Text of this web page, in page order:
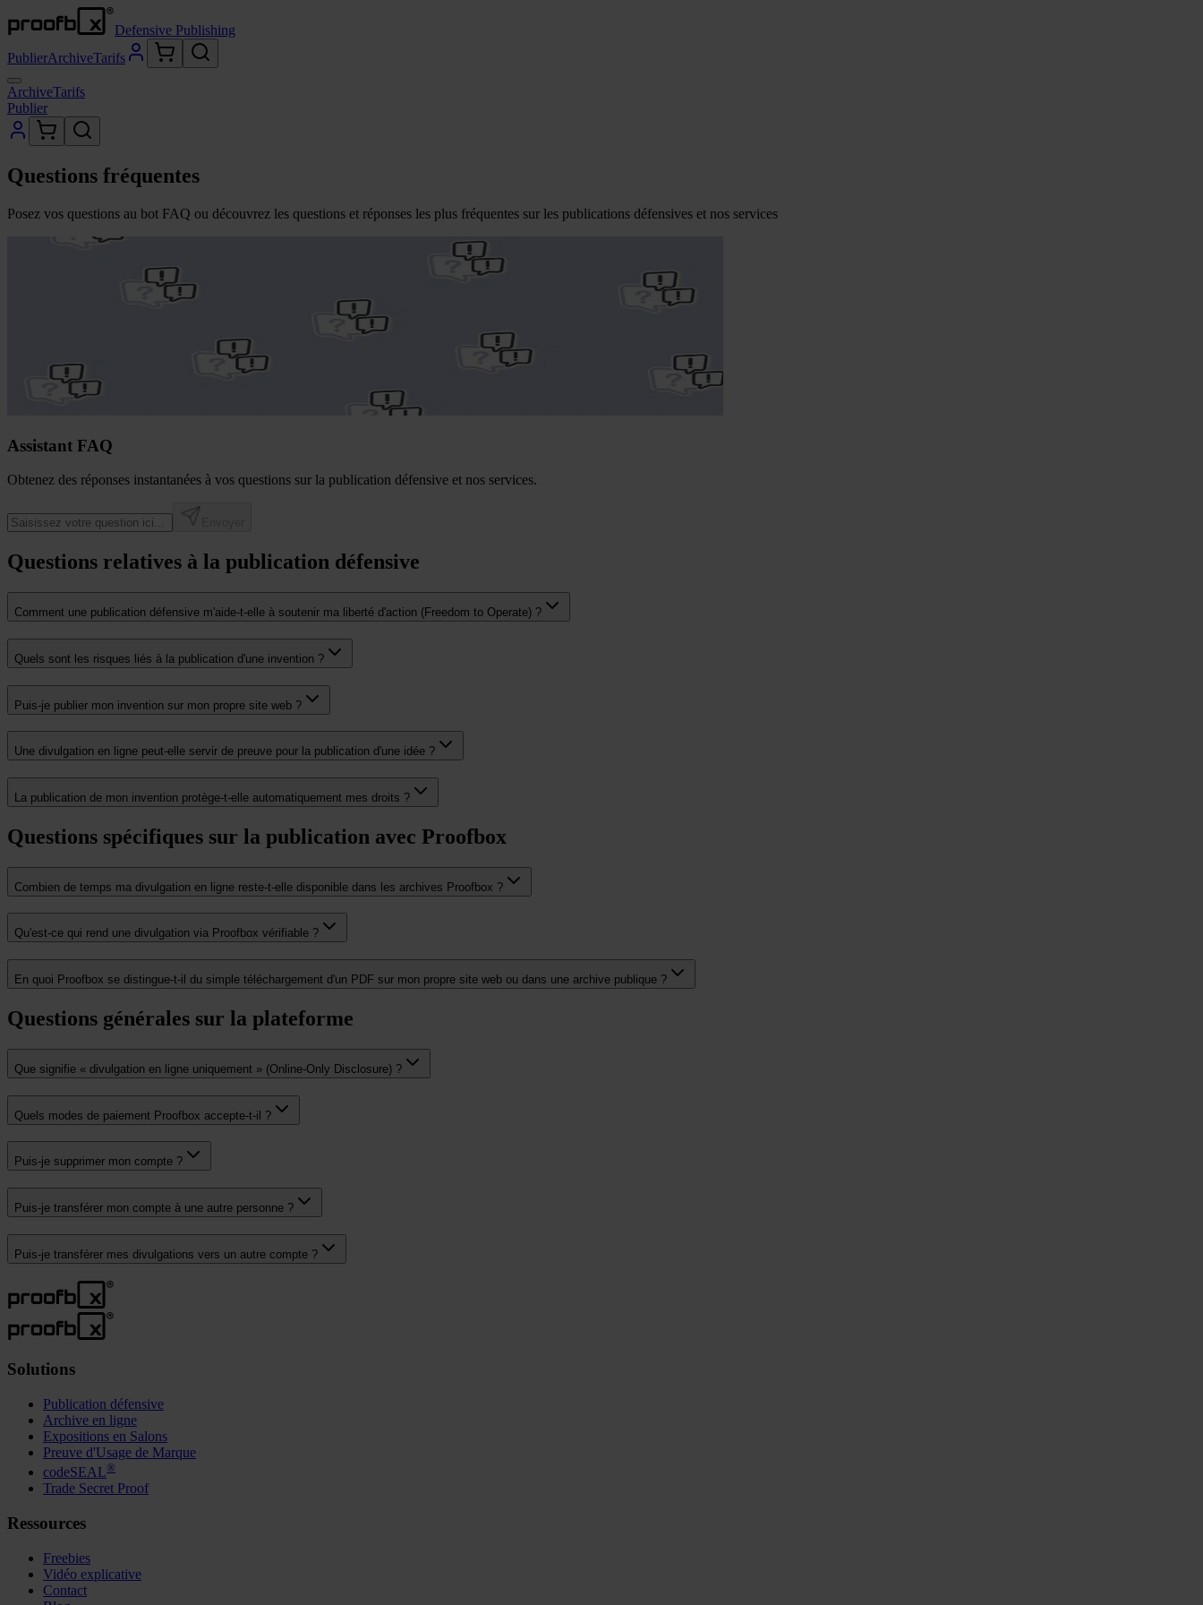
Defensive Publishing
PublierArchiveTarifs
ArchiveTarifs
Publier
Questions fréquentes
Posez vos questions au bot FAQ ou découvrez les questions et réponses les plus fréquentes sur les publications défensives et nos services
Assistant FAQ
Obtenez des réponses instantanées à vos questions sur la publication défensive et nos services.
Questions relatives à la publication défensive
Comment une publication défensive m'aide-t-elle à soutenir ma liberté d'action (Freedom to Operate) ?
Quels sont les risques liés à la publication d'une invention ?
Puis-je publier mon invention sur mon propre site web ?
Une divulgation en ligne peut-elle servir de preuve pour la publication d'une idée ?
La publication de mon invention protège-t-elle automatiquement mes droits ?
Questions spécifiques sur la publication avec Proofbox
Combien de temps ma divulgation en ligne reste-t-elle disponible dans les archives Proofbox ?
Qu'est-ce qui rend une divulgation via Proofbox vérifiable ?
En quoi Proofbox se distingue-t-il du simple téléchargement d'un PDF sur mon propre site web ou dans une archive publique ?
Questions générales sur la plateforme
Que signifie « divulgation en ligne uniquement » (Online-Only Disclosure) ?
Quels modes de paiement Proofbox accepte-t-il ?
Puis-je supprimer mon compte ?
Puis-je transférer mon compte à une autre personne ?
Puis-je transférer mes divulgations vers un autre compte ?
Solutions
Publication défensive
Archive en ligne
Expositions en Salons
Preuve d'Usage de Marque
codeSEAL®
Trade Secret Proof
Ressources
Freebies
Vidéo explicative
Contact